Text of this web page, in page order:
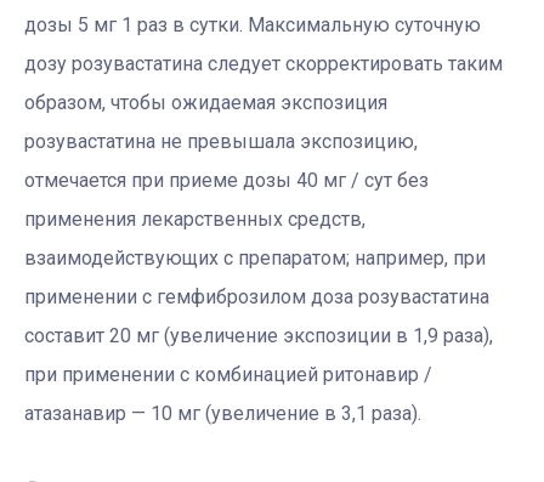
дозы 5 мг 1 раз в сутки. Максимальную суточную
дозу розувастатина следует скорректировать таким
образом, чтобы ожидаемая экспозиция
розувастатина не превышала экспозицию,
отмечается при приеме дозы 40 мг / сут без
применения лекарственных средств,
взаимодействующих с препаратом; например, при
применении с гемфиброзилом доза розувастатина
составит 20 мг (увеличение экспозиции в 1,9 раза),
при применении с комбинацией ритонавир /
атазанавир — 10 мг (увеличение в 3,1 раза).